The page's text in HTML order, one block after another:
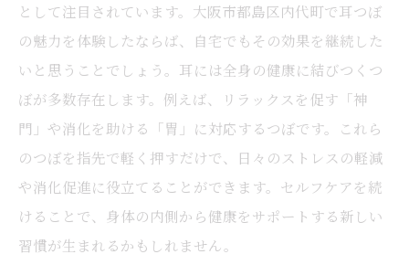
として注目されています。大阪市都島区内代町で耳つぼ
の魅力を体験したならば、自宅でもその効果を継続した
いと思うことでしょう。耳には全身の健康に結びつくつ
ぼが多数存在します。例えば、リラックスを促す「神
門」や消化を助ける「胃」に対応するつぼです。これら
のつぼを指先で軽く押すだけで、日々のストレスの軽減
や消化促進に役立てることができます。セルフケアを続
けることで、身体の内側から健康をサポートする新しい
習慣が生まれるかもしれません。